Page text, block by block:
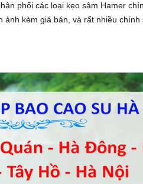
phối các loại kẹo sâm Hamer
kèm giá bán, và rất nhiều